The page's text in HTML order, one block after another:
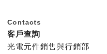
Contacts
客戶查詢
光電元件銷售與行銷部